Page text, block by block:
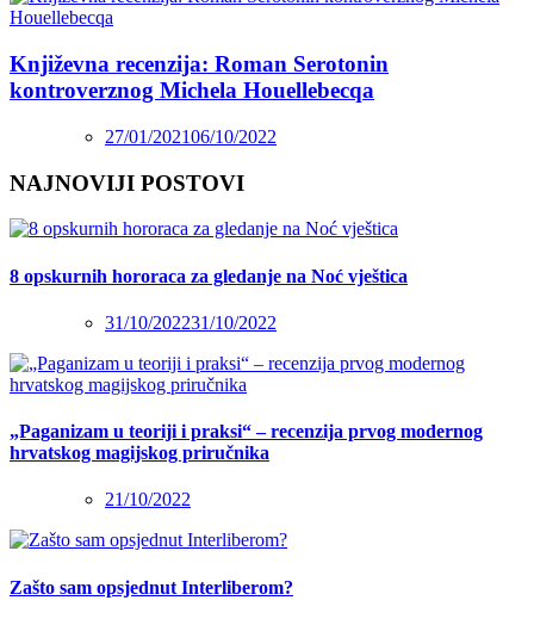
Književna recenzija: Roman Serotonin
kontroverznog Michela Houellebecqa
27/01/202106/10/2022
NAJNOVIJI POSTOVI
8 opskurnih hororaca za gledanje na Noć vještica
31/10/202231/10/2022
„Paganizam u teoriji i praksi“ – recenzija prvog modernog
hrvatskog magijskog priručnika
21/10/2022
Zašto sam opsjednut Interliberom?